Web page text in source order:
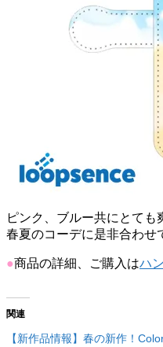
ピンク、ブルー共にとても
春夏のコーデに是非合わ
●商品の詳細、ご購入はハ
関連
【新作品情報】春の新作！